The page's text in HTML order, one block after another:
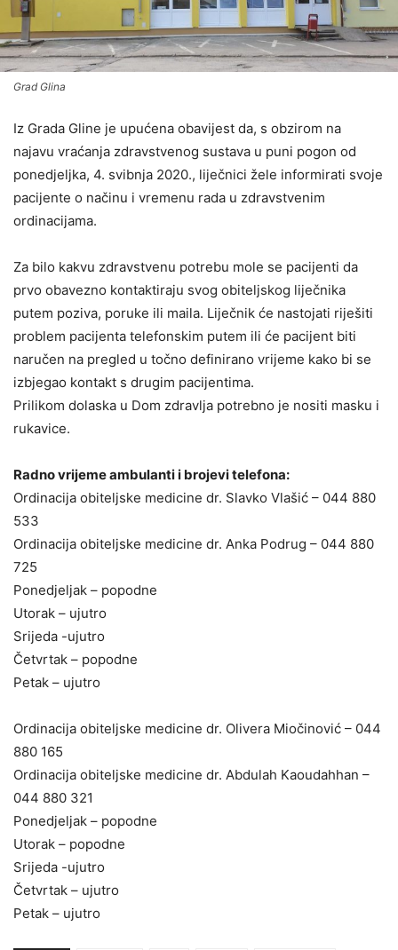
Grad Glina
Iz Grada Gline je upućena obavijest da, s obzirom na
najavu vraćanja zdravstvenog sustava u puni pogon od
ponedjeljka, 4. svibnja 2020., liječnici žele informirati svoje
pacijente o načinu i vremenu rada u zdravstvenim
ordinacijama.
Za bilo kakvu zdravstvenu potrebu mole se pacijenti da
prvo obavezno kontaktiraju svog obiteljskog liječnika
putem poziva, poruke ili maila. Liječnik će nastojati riješiti
problem pacijenta telefonskim putem ili će pacijent biti
naručen na pregled u točno definirano vrijeme kako bi se
izbjegao kontakt s drugim pacijentima.
Prilikom dolaska u Dom zdravlja potrebno je nositi masku i
rukavice.
Radno vrijeme ambulanti i brojevi telefona:
Ordinacija obiteljske medicine dr. Slavko Vlašić – 044 880
533
Ordinacija obiteljske medicine dr. Anka Podrug – 044 880
725
Ponedjeljak – popodne
Utorak – ujutro
Srijeda -ujutro
Četvrtak – popodne
Petak – ujutro
Ordinacija obiteljske medicine dr. Olivera Miočinović – 044
880 165
Ordinacija obiteljske medicine dr. Abdulah Kaoudahhan –
044 880 321
Ponedjeljak – popodne
Utorak – popodne
Srijeda -ujutro
Četvrtak – ujutro
Petak – ujutro